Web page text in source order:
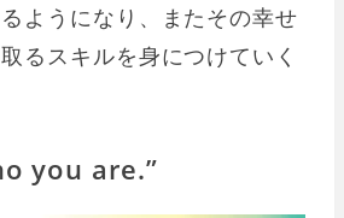
ようになり、またその幸せ
るスキルを身につけていく
you are.”